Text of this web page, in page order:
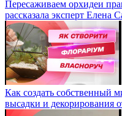
Пересаживаем орхидеи
рассказала эксперт Елена
Как создать собственный
высадки и декорирования